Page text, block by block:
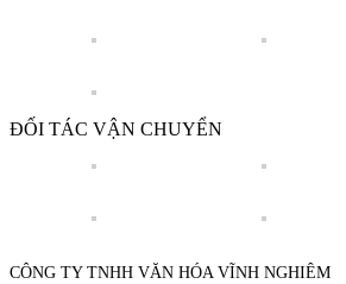
ĐỐI TÁC VẬN CHUYỂN
CÔNG TY TNHH VĂN HÓA VĨNH NGHIÊM